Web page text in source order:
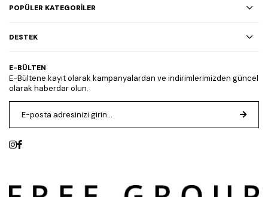
POPÜLER KATEGORİLER
DESTEK
E-BÜLTEN
E-Bültene kayıt olarak kampanyalardan ve indirimlerimizden güncel
olarak haberdar olun.